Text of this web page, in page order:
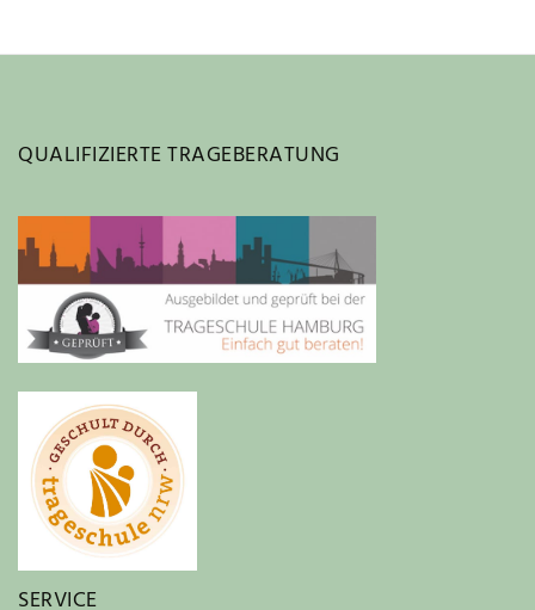
QUALIFIZIERTE TRAGEBERATUNG
SERVICE